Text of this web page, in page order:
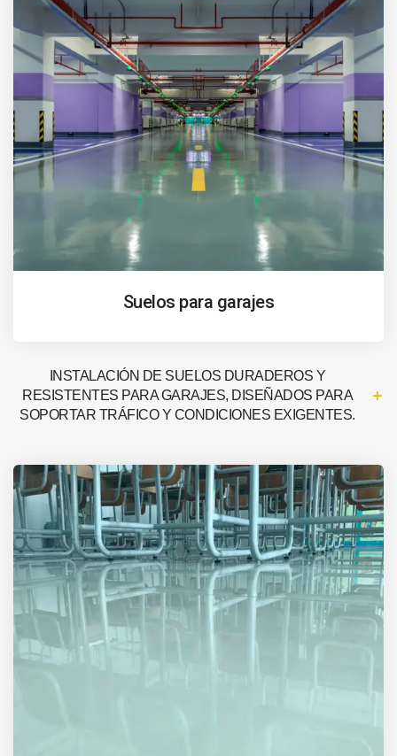
Suelos para garajes
INSTALACIÓN DE SUELOS DURADEROS Y
RESISTENTES PARA GARAJES, DISEÑADOS PARA
SOPORTAR TRÁFICO Y CONDICIONES EXIGENTES.